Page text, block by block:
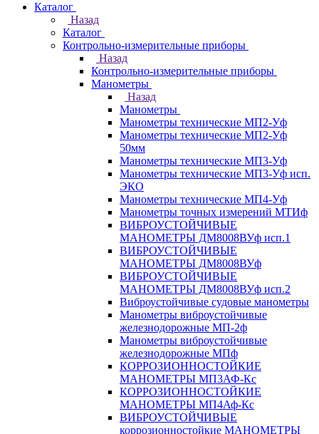
Каталог
Назад
Каталог
Контрольно-измерительные приборы
Назад
Контрольно-измерительные приборы
Манометры
Назад
Манометры
Манометры технические МП2-Уф
Манометры технические МП2-Уф
50мм
Манометры технические МП3-Уф
Манометры технические МП3-Уф исп.
ЭКО
Манометры технические МП4-Уф
Манометры точных измерений МТИф
ВИБРОУСТОЙЧИВЫЕ
МАНОМЕТРЫ ДМ8008ВУф исп.1
ВИБРОУСТОЙЧИВЫЕ
МАНОМЕТРЫ ДМ8008ВУф
ВИБРОУСТОЙЧИВЫЕ
МАНОМЕТРЫ ДМ8008ВУф исп.2
Виброустойчивые судовые манометры
Манометры виброустойчивые
железнодорожные МП-2ф
Манометры виброустойчивые
железнодорожные МПф
КОРРОЗИОННОСТОЙКИЕ
МАНОМЕТРЫ МП3АФ-Кс
КОРРОЗИОННОСТОЙКИЕ
МАНОМЕТРЫ МП4Аф-Кс
ВИБРОУСТОЙЧИВЫЕ
коррозионностойкие МАНОМЕТРЫ